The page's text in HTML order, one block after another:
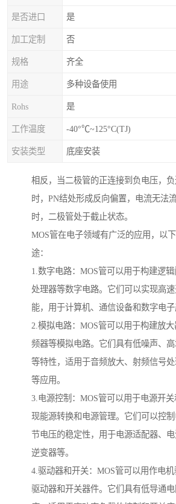
是否进口 是
加工定制 否
规格 齐全
用途 多种设备使用
Rohs 是
工作温度 -40°℃~125°C(TJ)
安装类型 底座安装
相反，当二极管的正连接到负电压，
时，PN结处形成反向偏置，电流无法
时，二极管处于截止状态。
MOS管在电子领域有广泛的应用，以
途：
1.数字电路：MOS管可以用于构建逻
处理器等数字电路。它们可以实现高
能，用于计算机、通信设备和数字电子
2.模拟电路：MOS管可以用于构建放
频器等模拟电路。它们具有低噪声、
等特性，适用于音频放大、射频信号
等应用。
3.电源控制：MOS管可以用于电源开
现能源转换和电源管理。它们可以控
节电压的稳定性，用于电源适配器、
逆变器等。
4.驱动器和开关：MOS管可以用作电
驱动器和开关器件。它们具有低导通